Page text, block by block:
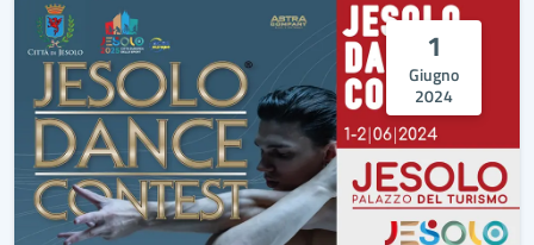
1
Giugno
2024